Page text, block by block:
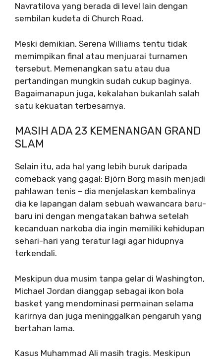
Navratilova yang berada di level lain dengan
sembilan kudeta di Church Road.
Meski demikian, Serena Williams tentu tidak
memimpikan final atau menjuarai turnamen
tersebut. Memenangkan satu atau dua
pertandingan mungkin sudah cukup baginya.
Bagaimanapun juga, kekalahan bukanlah salah
satu kekuatan terbesarnya.
MASIH ADA 23 KEMENANGAN GRAND
SLAM
Selain itu, ada hal yang lebih buruk daripada
comeback yang gagal: Björn Borg masih menjadi
pahlawan tenis – dia menjelaskan kembalinya
dia ke lapangan dalam sebuah wawancara baru-
baru ini dengan mengatakan bahwa setelah
kecanduan narkoba dia ingin memiliki kehidupan
sehari-hari yang teratur lagi agar hidupnya
terkendali.
Meskipun dua musim tanpa gelar di Washington,
Michael Jordan dianggap sebagai ikon bola
basket yang mendominasi permainan selama
karirnya dan juga meninggalkan pengaruh yang
bertahan lama.
Kasus Muhammad Ali masih tragis. Meskipun